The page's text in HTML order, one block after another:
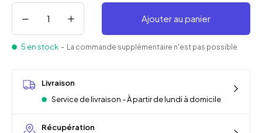
Ajouter au panier
5 en stock - La commande supplémentaire n'est pas possible
Livraison
Service de livraison - À partir de lundi à domicile
Récupération